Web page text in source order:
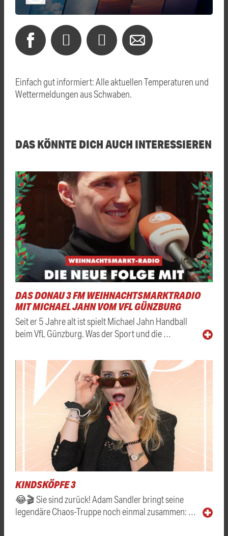
Einfach gut informiert: Alle aktuellen Temperaturen und
Wettermeldungen aus Schwaben.
DAS KÖNNTE DICH AUCH INTERESSIEREN
DAS DONAU 3 FM WEIHNACHTSMARKTRADIO
MIT MICHAEL JAHN VOM VFL GÜNZBURG
Seit er 5 Jahre alt ist spielt Michael Jahn Handball
beim VfL Günzburg. Was der Sport und die …
KINDSKÖPFE 3
😂🎬 Sie sind zurück! Adam Sandler bringt seine
legendäre Chaos-Truppe noch einmal zusammen: …